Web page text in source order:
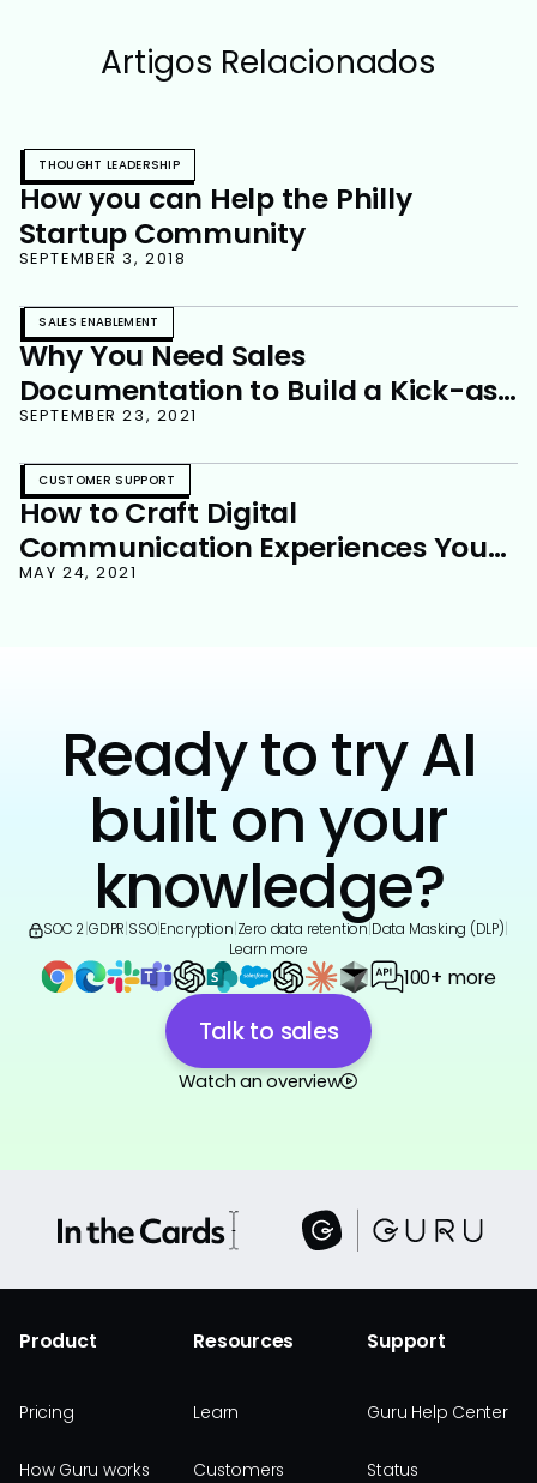
Artigos Relacionados
THOUGHT LEADERSHIP
How you can Help the Philly
Startup Community
SEPTEMBER 3, 2018
SALES ENABLEMENT
Why You Need Sales
Documentation to Build a Kick-ass
Sales Team
SEPTEMBER 23, 2021
CUSTOMER SUPPORT
How to Craft Digital
Communication Experiences Your
Customers Will Love
MAY 24, 2021
Ready to try AI
built on your
knowledge?
SOC 2 GDPR SSO|Encryption Zero data retention Data Masking (DLP)
Learn more
100+ more
Talk to sales
Watch an overview
Product
Pricing
How Guru works
Resources
Learn
Customers
Support
Guru Help Center
Status